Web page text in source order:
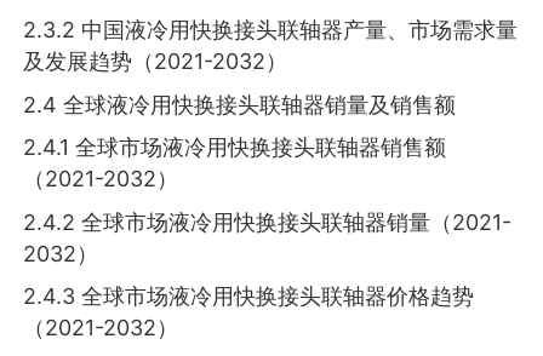
2.3.2 中国液冷用快换接头联轴器产量、市场需求量
及发展趋势（2021-2032）
2.4 全球液冷用快换接头联轴器销量及销售额
2.4.1 全球市场液冷用快换接头联轴器销售额
（2021-2032）
2.4.2 全球市场液冷用快换接头联轴器销量（2021-
2032）
2.4.3 全球市场液冷用快换接头联轴器价格趋势
（2021-2032）